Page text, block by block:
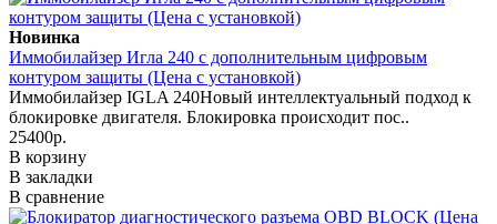
Новинка
Иммобилайзер Игла 240 с дополнительным цифровым
контуром защиты (Цена с установкой)
Иммобилайзер IGLA 240Новый интеллектуальный подход к
блокировке двигателя. Блокировка происходит пос..
25400р.
В корзину
В закладки
В сравнение